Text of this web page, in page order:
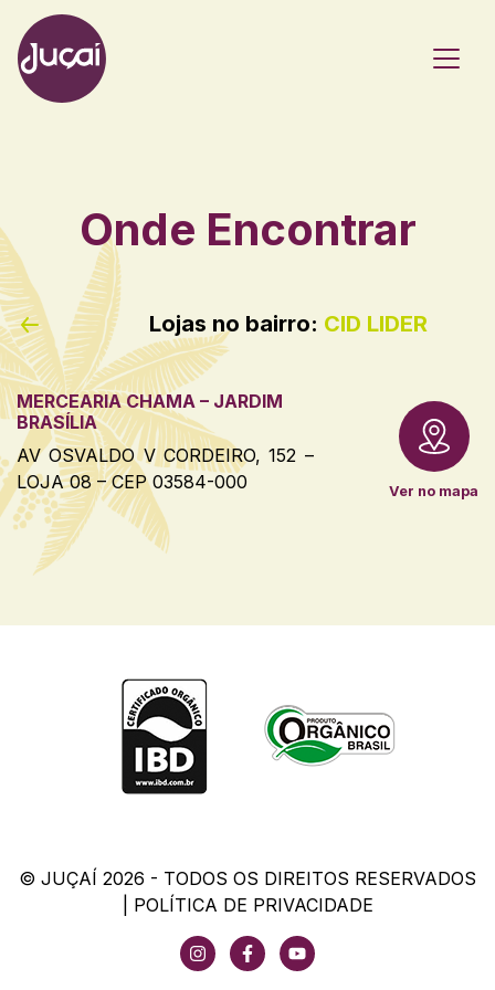
Main Navigation
Onde Encontrar
Lojas no bairro: CID LIDER
MERCEARIA CHAMA – JARDIM
BRASÍLIA
AV OSVALDO V CORDEIRO, 152 –
LOJA 08 – CEP 03584-000
Ver no mapa
© JUÇAÍ 2026 - TODOS OS DIREITOS RESERVADOS
POLÍTICA DE PRIVACIDADE